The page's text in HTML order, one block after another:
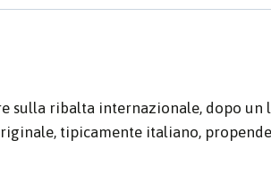
sulla ribalta internazionale, dopo
tipicamente italiano,